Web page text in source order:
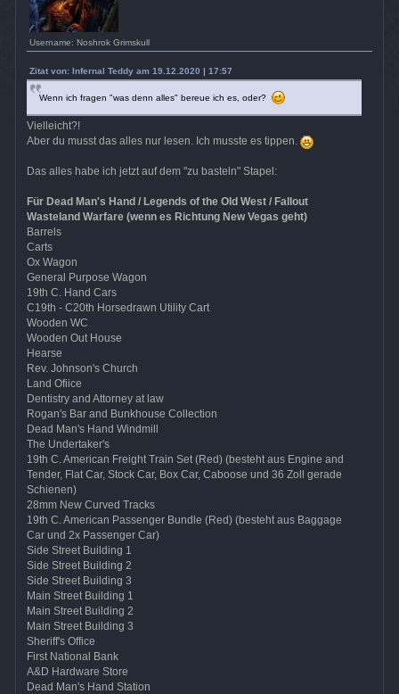
Username: Noshrok Grimskull
Zitat von: Infernal Teddy am 19.12.2020 | 17:57
Wenn ich fragen "was denn alles" bereue ich es, oder?
Vielleicht?!
Aber du musst das alles nur lesen. Ich musste es tippen.
Das alles habe ich jetzt auf dem "zu basteln" Stapel:
Für Dead Man's Hand / Legends of the Old West / Fallout
Wasteland Warfare (wenn es Richtung New Vegas geht)
Barrels
Carts
Ox Wagon
General Purpose Wagon
19th C. Hand Cars
C19th - C20th Horsedrawn Utility Cart
Wooden WC
Wooden Out House
Hearse
Rev. Johnson's Church
Land Ofiice
Dentistry and Attorney at law
Rogan's Bar and Bunkhouse Collection
Dead Man's Hand Windmill
The Undertaker's
19th C. American Freight Train Set (Red) (besteht aus Engine and
Tender, Flat Car, Stock Car, Box Car, Caboose und 36 Zoll gerade
Schienen)
28mm New Curved Tracks
19th C. American Passenger Bundle (Red) (besteht aus Baggage
Car und 2x Passenger Car)
Side Street Building 1
Side Street Building 2
Side Street Building 3
Main Street Building 1
Main Street Building 2
Main Street Building 3
Sheriff's Office
First National Bank
A&D Hardware Store
Dead Man's Hand Station